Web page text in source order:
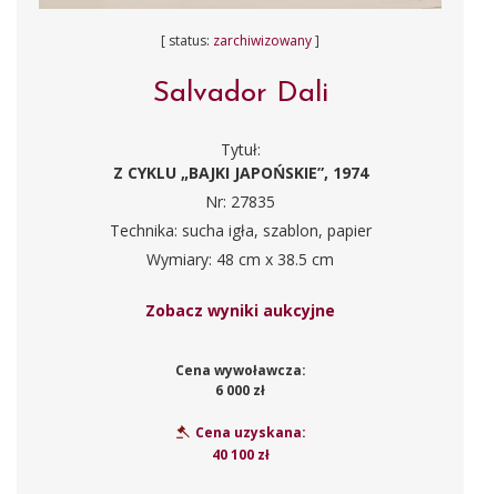
[ status: zarchiwizowany]
Salvador Dali
Tytuł:
Z CYKLU „BAJKI JAPOŃSKIE”, 1974
Nr: 27835
Technika: sucha igła, szablon, papier
Wymiary: 48 cm x 38.5 cm
Zobacz wyniki aukcyjne
Cena wywoławcza:
6 000 zł
Cena uzyskana:
40 100 zł